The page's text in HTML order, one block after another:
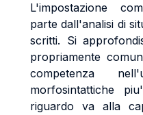
L'impostazione
parte dall'analisi di
scritti. Si
propriamente
competenza
morfosintattiche
riguardo va alla